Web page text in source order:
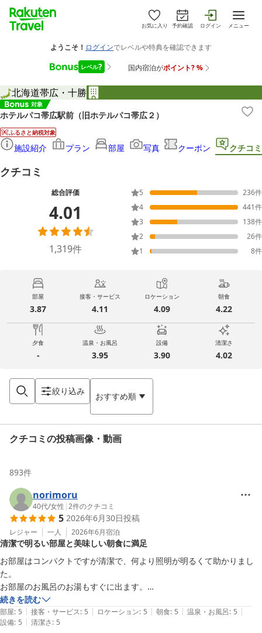
お気に入り 予約確認 ログイン メニュー
北海道帯広・十勝
ホテルパコ帯広駅前（旧ホテルパコ帯広２）
ふるさと納税対象
施設紹介 プラン 部屋 写真 クーポン クチコミ
クチコミ
総合評価
4.01
1,319件
5 236件
4
441件
3
138件
2
26件
1
8件
部屋
3.87
接客・サービス
4.11
ロケーション
4.09
朝食
4.22
夕食
-
温泉・お風呂
3.95
設備
3.90
清潔さ
4.02
絞り込み おすすめ順
クチコミの投稿画像・動画
893件
norimoru
40代/女性 |2件のクチコミ
5 2026年6月30日投稿
レジャー 一人 2026年6月宿泊
清潔で明るい部屋と美味しい朝食に満足
お部屋はコンパクトですが清潔で、何より照明が明るくて助かりまし
た。
お部屋のお風呂のお湯もすぐに出ます。
朝食は豚丼、甘い卵焼き、それと紫蘇の入ったキャロットラペが美味し
かったです。
スタッフの皆さんも親切でした！
続きを読む
部屋: 5 | 接客・サービス: 5 | ロケーション: 5 | 朝食: 5 | 温泉・お風呂: 5 |
設備: 5 | 清潔さ: 5